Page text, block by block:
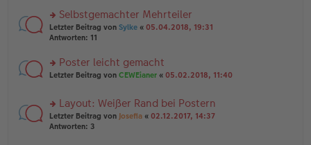
ei
tr
a
es
e
n
er
ei
tr
n
g
el
e
n
ei
tr
a
rs
te
n
g
es
e
n
er
Selbstgemachter Mehrteiler
Letzter Beitrag von Sylke « 05.04.2018, 19:31
Antworten: 11
rs
u
n
g
Poster leicht gemacht
Letzter Beitrag von CEWEianer « 05.02.2018, 11:40
rs
te
Layout: Weißer Rand bei Postern
Letzter Beitrag von Josefia « 02.12.2017, 14:37
Antworten: 3